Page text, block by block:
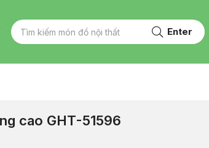
Enter
cao GHT-51596